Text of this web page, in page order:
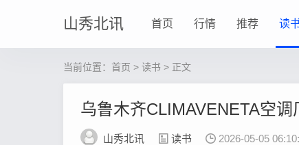
山秀北讯 首页 行情 推荐 读
当前位置： 首页 > 读书 > 正文
乌鲁木齐CLIMAVENETA空
山秀北讯 读书 2026-05-05